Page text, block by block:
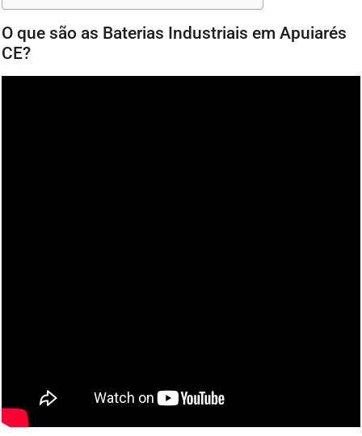
O que são as Baterias Industriais em Apuiarés
CE?